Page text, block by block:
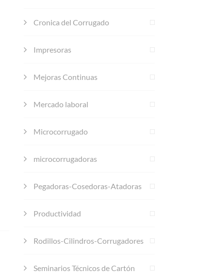
Cronica del Corrugado
Impresoras
Mejoras Continuas
Mercado laboral
Microcorrugado
microcorrugadoras
Pegadoras-Cosedoras-Atadoras
Productividad
Rodillos-Cilindros-Corrugadores
Seminarios Técnicos de Cartón